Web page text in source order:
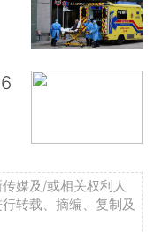
媒及/或相关权利人
转载、摘编、复制及